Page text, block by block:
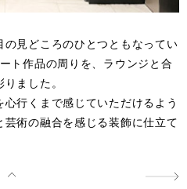
見どころのひとつともなってい
ト作品の周りを、ラウンジと合
ました。
行くまで感じていただけるよう
術の融合を感じる装飾に仕立て